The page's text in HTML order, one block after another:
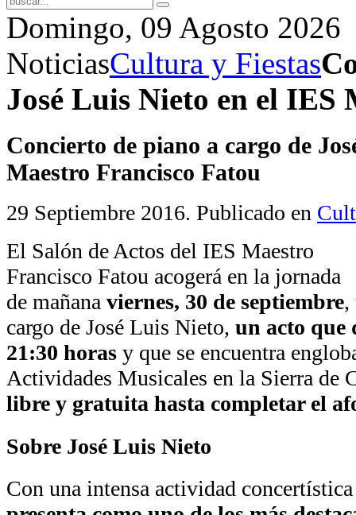
Domingo, 09 Agosto 2026
NoticiasCultura y Fiestas
José Luis Nieto en el IES
Concierto de piano a cargo de
Maestro Francisco Fatou
29 Septiembre 2016. Publicado en
El Salón de Actos del IES Maestro
Francisco Fatou acogerá en la jornada
de mañana viernes, 30 de septiembre,
cargo de José Luis Nieto, un acto que
21:30 horas y que se encuentra
Actividades Musicales en la Sierra de
libre y gratuita hasta completar el
Sobre José Luis Nieto
Con una intensa actividad